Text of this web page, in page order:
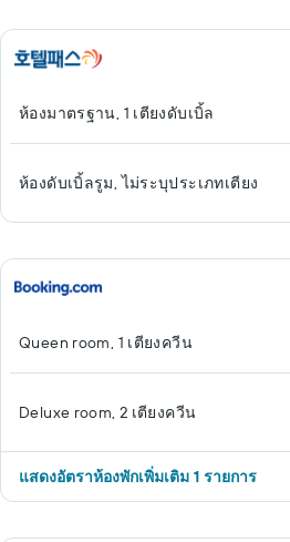
ห้องมาตรฐาน, 1 เตียงดับเบิ้ล
ห้องดับเบิ้ลรูม, ไม่ระบุประเภทเตียง
Queen room, 1 เตียงควีน
Deluxe room, 2 เตียงควีน
แสดงอัตราห้องพักเพิ่มเติม 1 รายการ